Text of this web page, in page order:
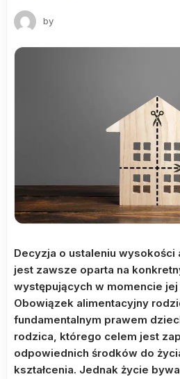
by
Decyzja o ustaleniu wysokości
jest zawsze oparta na
występujących w momencie
Obowiązek alimentacyjny
fundamentalnym prawem
rodzica, którego celem jest
odpowiednich środków do
kształcenia. Jednak życie